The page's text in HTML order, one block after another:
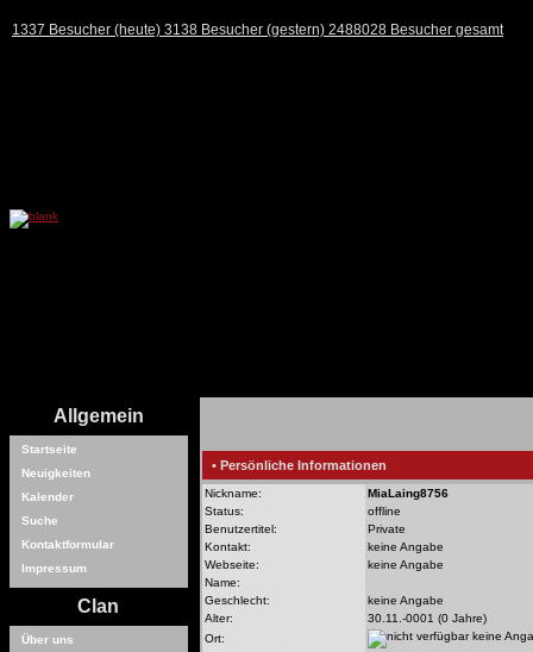
1337 Besucher (heute) 3138 Besucher (gestern) 2488028 Besucher gesamt
Allgemein
Startseite
Neuigkeiten
Kalender
Suche
Kontaktformular
Impressum
Clan
Über uns
• Persönliche Informationen
Nickname:
MiaLaing8756
Status:
offline
Benutzertitel:
Private
Kontakt:
keine Angabe
Webseite:
keine Angabe
Name:
Geschlecht:
keine Angabe
Alter:
30.11.-0001 (0 Jahre)
Ort:
keine